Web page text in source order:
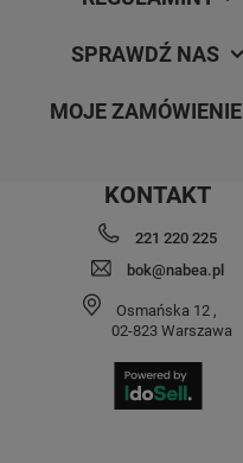
SPRAWDŹ NAS
MOJE ZAMÓWIENIE
KONTAKT
221 220 225
bok@nabea.pl
Osmańska 12 ,
02-823 Warszawa